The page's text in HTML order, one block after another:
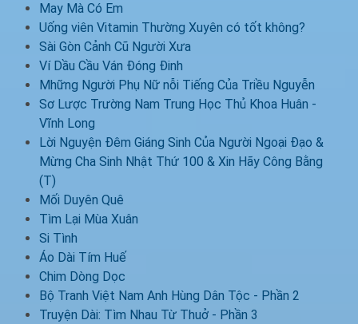
May Mà Có Em
Uống viên Vitamin Thường Xuyên có tốt không?
Sài Gòn Cảnh Cũ Người Xưa
Ví Dầu Cầu Ván Đóng Đinh
Mhững Người Phụ Nữ nỗi Tiếng Của Triều Nguyễn
Sơ Lược Trường Nam Trung Học Thủ Khoa Huân -
Vĩnh Long
Lời Nguyện Đêm Giáng Sinh Của Người Ngoại Đạo &
Mừng Cha Sinh Nhật Thứ 100 & Xin Hãy Công Bằng
(T)
Mối Duyên Quê
Tìm Lại Mùa Xuân
Si Tình
Áo Dài Tím Huế
Chim Dòng Dọc
Bộ Tranh Việt Nam Anh Hùng Dân Tộc - Phần 2
Truyện Dài: Tìm Nhau Từ Thuở - Phần 3